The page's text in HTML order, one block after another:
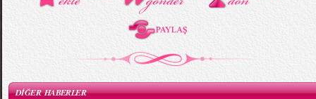
DİĞER HABERLER